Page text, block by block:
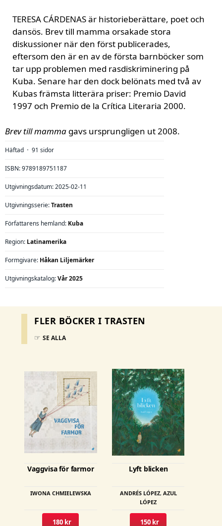
TERESA CÁRDENAS är historieberättare, poet och
dansös. Brev till mamma orsakade stora
diskussioner när den först publicerades,
eftersom den är en av de första barnböcker som
tar upp problemen med rasdiskriminering på
Kuba. Senare har den dock belönats med två av
Kubas främsta litterära priser: Premio David
1997 och Premio de la Crítica Literaria 2000.
Brev till mamma gavs ursprungligen ut 2008.
Häftad ⋅ 91 sidor
ISBN: 9789189751187
Utgivningsdatum: 2025-02-11
Utgivningsserie:Trasten
Författarens hemland: Kuba
Region: Latinamerika
Formgivare: Håkan Liljemärker
Utgivningskatalog:Vår 2025
FLER BÖCKER I TRASTEN
☞SE ALLA
Den
produkten
varianter.
alternativen
Vaggvisa för farmor
IWONA CHMIELEWSKA
180 kr
Lyft blicken
ANDRÉS LÓPEZ, AZUL
LÓPEZ
150 kr